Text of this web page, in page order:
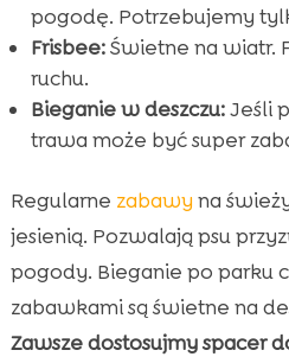
pogodę. Potrzebujemy
Frisbee:Świetne na wiatr.
ruchu.
Bieganie w deszczu:Jeśli
trawa może być super
Regularne zabawy na
jesienią. Pozwalają psu
pogody. Bieganie po parku
zabawkami są świetne na
Zawsze dostosujmy spacer